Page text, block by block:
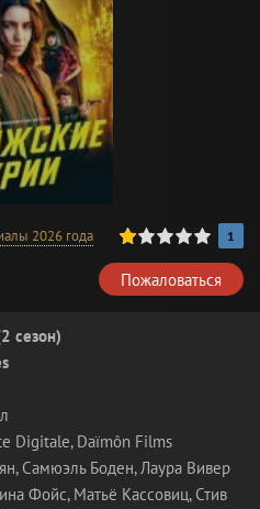
2026 года
1 2 3 4 5 1
Пожаловаться
сезон)
Digitale, Daïmôn Films
Самюэль Боден, Лаура Вивер
Фойс, Матьё Кассовиц, Стив